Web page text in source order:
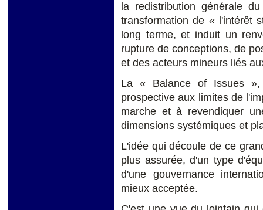
la redistribution générale
transformation de « l'intérêt
long terme, et induit un
rupture de conceptions, de
et des acteurs mineurs liés
La « Balance of Issues
prospective aux limites de
marche et à revendiquer
dimensions systémiques et
L'idée qui découle de ce
plus assurée, d'un type
d'une gouvernance
mieux acceptée.